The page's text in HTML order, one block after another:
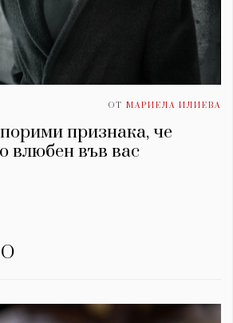
ОТ МАРИЕЛА ИЛИЕВА
признака, че
влюбен във вас